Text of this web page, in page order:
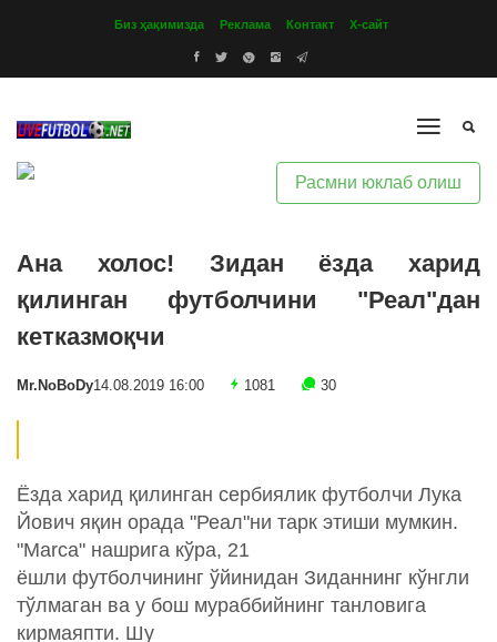
Биз ҳақимизда Реклама Контакт Х-сайт
Расмни юклаб олиш
Ана холос! Зидан ёзда харид
қилинган футболчини "Реал"дан
кетказмоқчи
Mr.NoBoDy14.08.2019 16:00 1081 30
Ёзда харид қилинган сербиялик футболчи Лука
Йович яқин орада "Реал"ни тарк этиши мумкин.
"Marca" нашрига кўра, 21
ёшли футболчининг ўйинидан Зиданнинг кўнгли
тўлмаган ва у бош мураббийнинг танловига
кирмаяпти. Шу